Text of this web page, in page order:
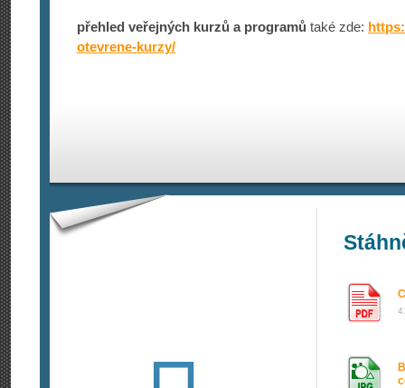
přehled veřejných kurzů a programů také zde:
otevrene-kurzy/